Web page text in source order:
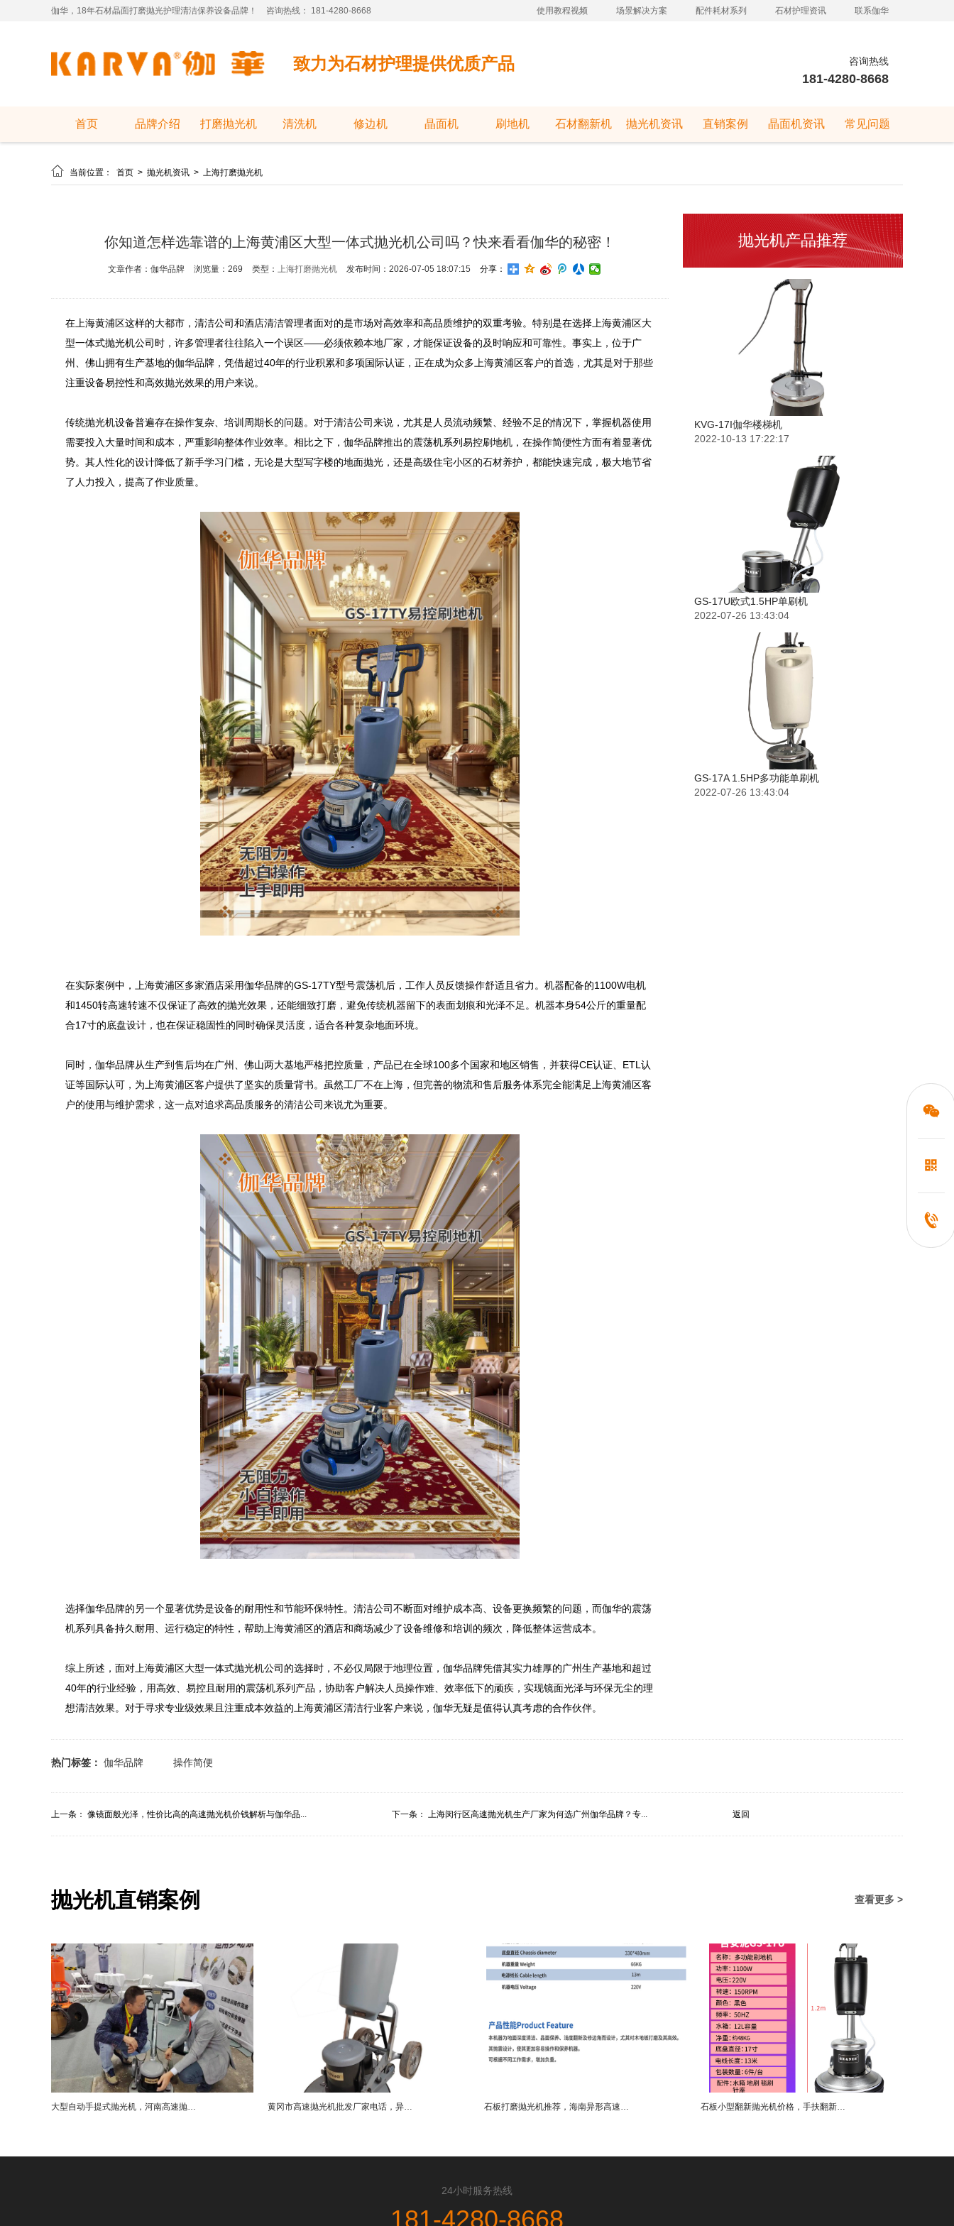
伽华，18年石材晶面打磨抛光护理清洁保养设备品牌！ 咨询热线： 181-4280-8668 使用教程视频 场景解决方案 配件耗材系列 石材护理资讯 联系伽华
致力为石材护理提供优质产品 咨询热线
181-4280-8668
首页 品牌介绍 打磨抛光机 清洗机 修边机 晶面机 刷地机 石材翻新机 抛光机资讯 直销案例 晶面机资讯 常见问题
 当前位置： 首页 > 抛光机资讯 > 上海打磨抛光机
你知道怎样选靠谱的上海黄浦区大型一体式抛光机公司吗？快来看看伽华的秘密！
文章作者：伽华品牌 浏览量：269 类型： 上海打磨抛光机 发布时间：2026-07-05 18:07:15 分享：
在上海黄浦区这样的大都市，清洁公司和酒店清洁管理者面对的是市场对高效率和高品质维护的双重考验。特别是在选择上海黄浦区大
型一体式抛光机公司时，许多管理者往往陷入一个误区——必须依赖本地厂家，才能保证设备的及时响应和可靠性。事实上，位于广
州、佛山拥有生产基地的伽华品牌，凭借超过40年的行业积累和多项国际认证，正在成为众多上海黄浦区客户的首选，尤其是对于那些
注重设备易控性和高效抛光效果的用户来说。
传统抛光机设备普遍存在操作复杂、培训周期长的问题。对于清洁公司来说，尤其是人员流动频繁、经验不足的情况下，掌握机器使用
需要投入大量时间和成本，严重影响整体作业效率。相比之下，伽华品牌推出的震荡机系列易控刷地机，在操作简便性方面有着显著优
势。其人性化的设计降低了新手学习门槛，无论是大型写字楼的地面抛光，还是高级住宅小区的石材养护，都能快速完成，极大地节省
了人力投入，提高了作业质量。
在实际案例中，上海黄浦区多家酒店采用伽华品牌的GS-17TY型号震荡机后，工作人员反馈操作舒适且省力。机器配备的1100W电机
和1450转高速转速不仅保证了高效的抛光效果，还能细致打磨，避免传统机器留下的表面划痕和光泽不足。机器本身54公斤的重量配
合17寸的底盘设计，也在保证稳固性的同时确保灵活度，适合各种复杂地面环境。
同时，伽华品牌从生产到售后均在广州、佛山两大基地严格把控质量，产品已在全球100多个国家和地区销售，并获得CE认证、ETL认
证等国际认可，为上海黄浦区客户提供了坚实的质量背书。虽然工厂不在上海，但完善的物流和售后服务体系完全能满足上海黄浦区客
户的使用与维护需求，这一点对追求高品质服务的清洁公司来说尤为重要。
选择伽华品牌的另一个显著优势是设备的耐用性和节能环保特性。清洁公司不断面对维护成本高、设备更换频繁的问题，而伽华的震荡
机系列具备持久耐用、运行稳定的特性，帮助上海黄浦区的酒店和商场减少了设备维修和培训的频次，降低整体运营成本。
综上所述，面对上海黄浦区大型一体式抛光机公司的选择时，不必仅局限于地理位置，伽华品牌凭借其实力雄厚的广州生产基地和超过
40年的行业经验，用高效、易控且耐用的震荡机系列产品，协助客户解决人员操作难、效率低下的顽疾，实现镜面光泽与环保无尘的理
想清洁效果。对于寻求专业级效果且注重成本效益的上海黄浦区清洁行业客户来说，伽华无疑是值得认真考虑的合作伙伴。
抛光机产品推荐
KVG-17I伽华楼梯机
2022-10-13 17:22:17
GS-17U欧式1.5HP单刷机
2022-07-26 13:43:04
GS-17A 1.5HP多功能单刷机
2022-07-26 13:43:04
热门标签： 伽华品牌 操作简便
上一条： 像镜面般光泽，性价比高的高速抛光机价钱解析与伽华品... 下一条： 上海闵行区高速抛光机生产厂家为何选广州伽华品牌？专... 返回
抛光机直销案例 查看更多 >
大型自动手提式抛光机，河南高速抛光机销售公司直销案例 黄冈市高速抛光机批发厂家电话，异形打蜡抛光机批发厂家直销案例 石板打磨抛光机推荐，海南异形高速抛光机销售公司直销案例 石板小型翻新抛光机价格，手扶翻新抛光机厂家直销案例
24小时服务热线
181-4280-8668